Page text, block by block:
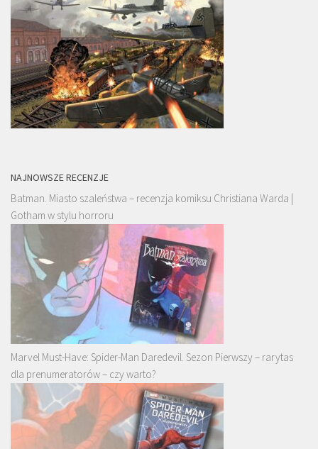
NAJNOWSZE RECENZJE
Batman. Miasto szaleństwa – recenzja komiksu Christiana Warda |
Gotham w stylu horroru
Marvel Must-Have: Spider-Man Daredevil. Sezon Pierwszy – rarytas
dla prenumeratorów – czy warto?